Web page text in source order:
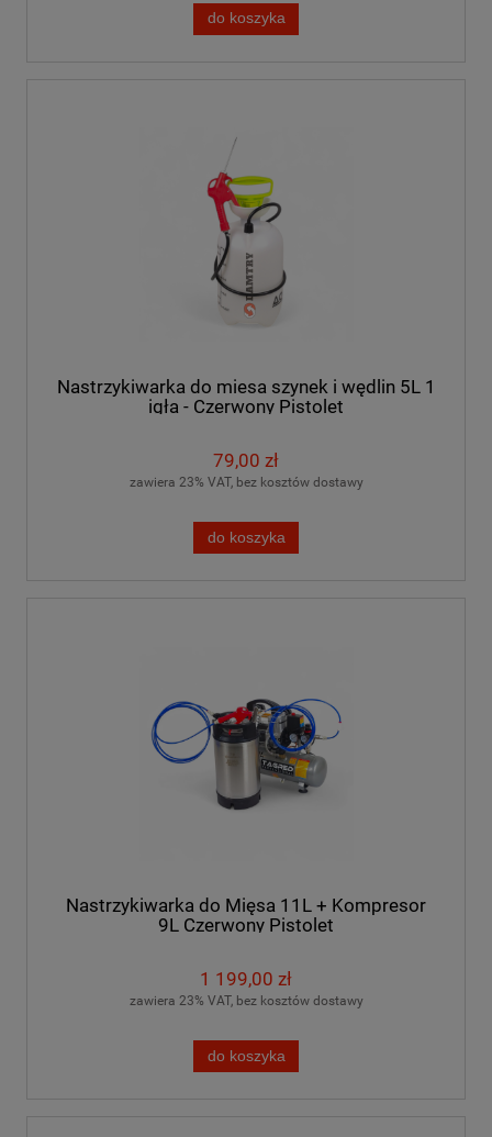
do koszyka
Nastrzykiwarka do miesa szynek i wędlin 5L 1
igła - Czerwony Pistolet
79,00 zł
zawiera 23% VAT, bez kosztów dostawy
do koszyka
Nastrzykiwarka do Mięsa 11L + Kompresor
9L Czerwony Pistolet
1 199,00 zł
zawiera 23% VAT, bez kosztów dostawy
do koszyka